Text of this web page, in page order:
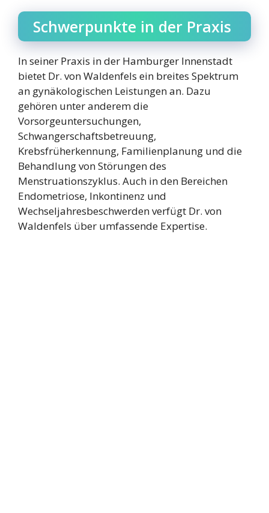
Schwerpunkte in der Praxis
In seiner Praxis in der Hamburger Innenstadt
bietet Dr. von Waldenfels ein breites Spektrum
an gynäkologischen Leistungen an. Dazu
gehören unter anderem die
Vorsorgeuntersuchungen,
Schwangerschaftsbetreuung,
Krebsfrüherkennung, Familienplanung und die
Behandlung von Störungen des
Menstruationszyklus. Auch in den Bereichen
Endometriose, Inkontinenz und
Wechseljahresbeschwerden verfügt Dr. von
Waldenfels über umfassende Expertise.